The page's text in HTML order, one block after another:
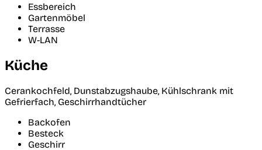
Essbereich
Gartenmöbel
Terrasse
W-LAN
Küche
Cerankochfeld, Dunstabzugshaube, Kühlschrank mit
Gefrierfach, Geschirrhandtücher
Backofen
Besteck
Geschirr